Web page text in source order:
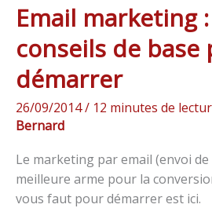
Email marketing
conseils de base
démarrer
26/09/2014/ 12 minutes de
Bernard
Le marketing par email (envoi
meilleure arme pour la
vous faut pour démarrer est ici.